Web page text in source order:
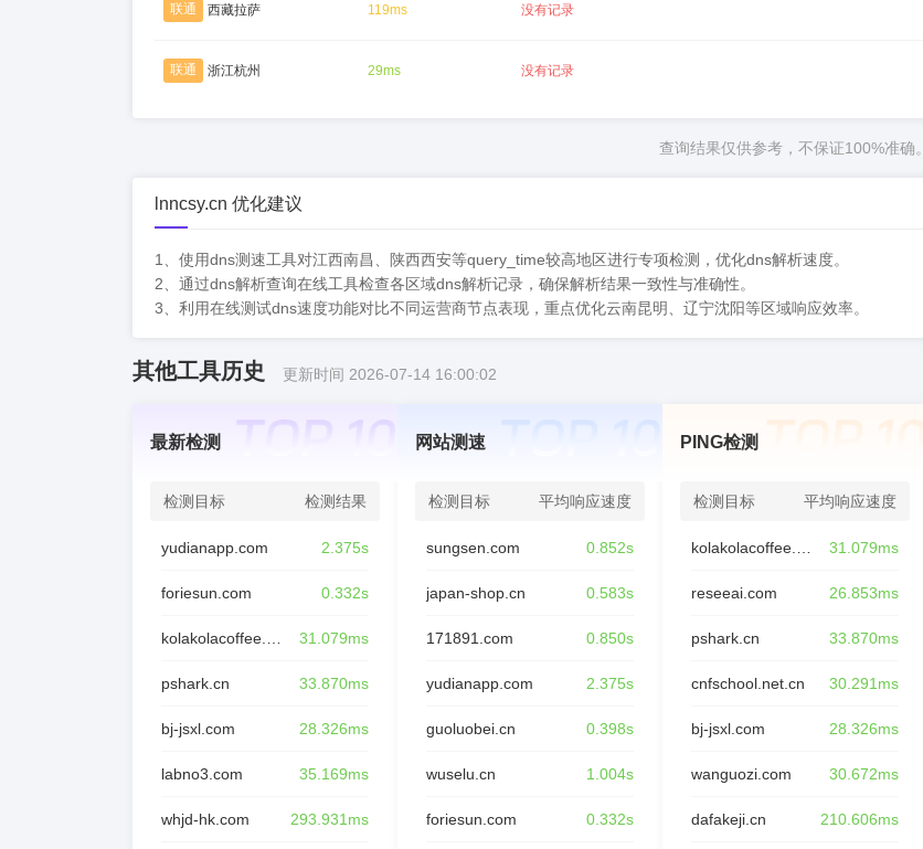
联通 西藏拉萨 119ms 没有记录
联通 浙江杭州 29ms 没有记录
查询结果仅供参考，不保证100%准确。
lnncsy.cn 优化建议
1、使用dns测速工具对江西南昌、陕西西安等query_time较高地区进行专项检测，优化dns解析速度。
2、通过dns解析查询在线工具检查各区域dns解析记录，确保解析结果一致性与准确性。
3、利用在线测试dns速度功能对比不同运营商节点表现，重点优化云南昆明、辽宁沈阳等区域响应效率。
其他工具历史 更新时间 2026-07-14 16:00:02
最新检测
检测目标 检测结果
yudianapp.com 2.375s
foriesun.com 0.332s
31.079ms
pshark.cn 33.870ms
bj-jsxl.com 28.326ms
labno3.com 35.169ms
whjd-hk.com 293.931ms
网站测速
检测目标 平均响应速度
sungsen.com 0.852s
japan-shop.cn 0.583s
171891.com 0.850s
yudianapp.com 2.375s
guoluobei.cn 0.398s
wuselu.cn 1.004s
foriesun.com 0.332s
PING检测
检测目标 平均响应速度
31.079ms
reseeai.com 26.853ms
pshark.cn 33.870ms
cnfschool.net.cn 30.291ms
bj-jsxl.com 28.326ms
wanguozi.com 30.672ms
dafakeji.cn 210.606ms